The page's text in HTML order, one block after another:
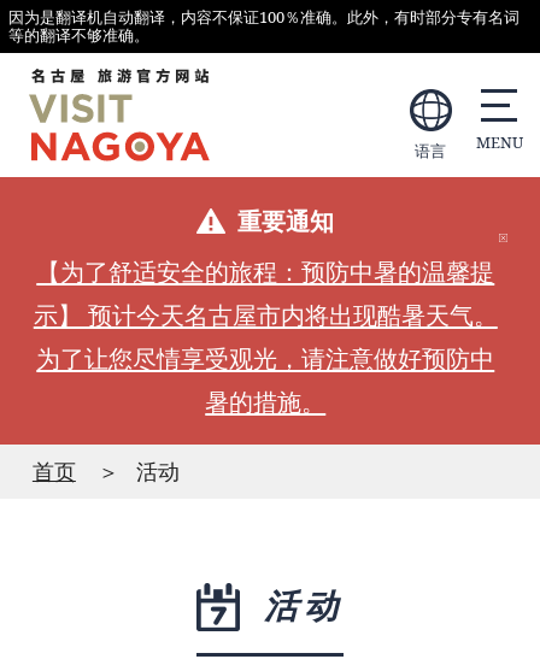
因为是翻译机自动翻译，内容不保证100％准确。此外，有时部分专有名词
等的翻译不够准确。
语言
重要通知
【为了舒适安全的旅程：预防中暑的温馨提
示】 预计今天名古屋市内将出现酷暑天气。
为了让您尽情享受观光，请注意做好预防中
暑的措施。
首页 活动
活动